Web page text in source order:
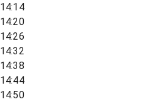
14:14
14:20
14:26
14:32
14:38
14:44
14:50